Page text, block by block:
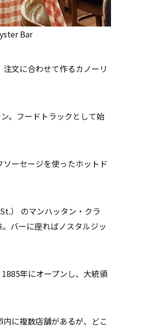
Bar
文に合わせて作るカノーリ
。フードトラックとして始
ーセージを使ったホットド
） のマンハッタン・クラ
バーに座ればノスタルジッ
年にオープンし、大統領
内に複数店舗があるが、どこ